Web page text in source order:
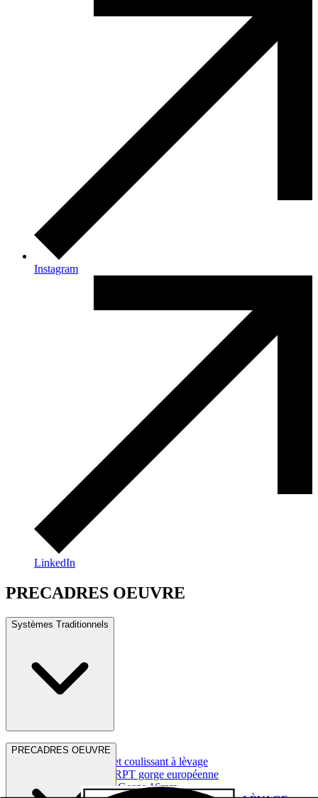
Instagram
LinkedIn
PRECADRES OEUVRE
Systèmes Traditionnels
Séries Frappe
Séries Coulissant et coulissant à lèvage
Série serie frappe RPT gorge européenne
Série Frappe RPT Gorge 16mm
PRECADRES OEUVRE